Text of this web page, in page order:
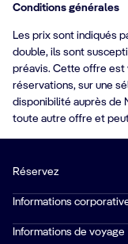
Conditions générales
Les prix sont indiqués
double, ils sont
préavis. Cette offre est
réservations, sur une
disponibilité auprès de
toute autre offre et
Réservez
Informations
Informations de voyage